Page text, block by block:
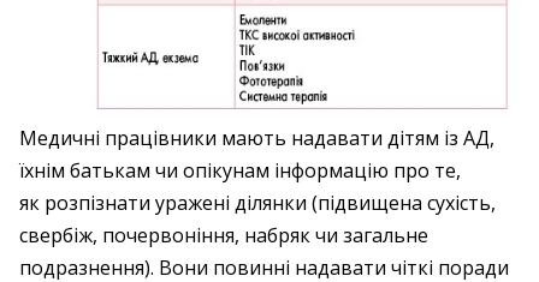
Медичні працівники мають надавати дітям із АД,
їхнім батькам чи опікунам інформацію про те,
як розпізнати уражені ділянки (підвищена сухість,
свербіж, почервоніння, набряк чи загальне
подразнення). Вони повинні надавати чіткі поради